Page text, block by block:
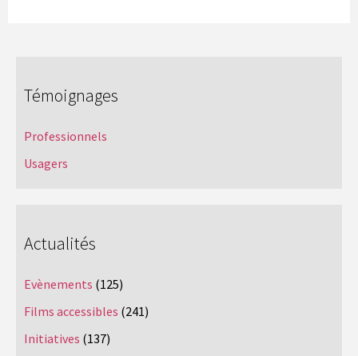
Témoignages
Professionnels
Usagers
Actualités
Evènements (125)
Films accessibles (241)
Initiatives (137)